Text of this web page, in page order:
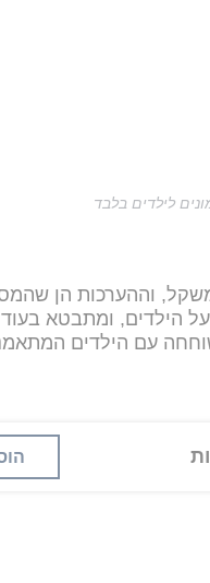
לילדים בלבד
וההערכות הן
הילדים, ומתבטא בעוד
עם הילדים